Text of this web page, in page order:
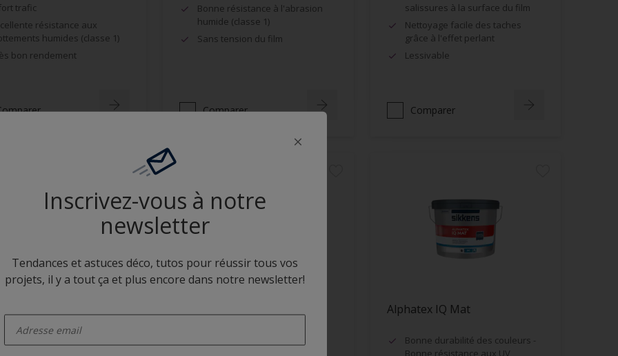
trafic
résistance aux
humides (classe 1)
bon rendement
Bonne résistance à l'abrasion
humide (classe 1)
Sans tension du film
Comparer
salissures à la surface du film
Nettoyage facile des taches
grâce à l'effet perlant
Lessivable
Comparer
Primer Alphatex IQ Mat
Bonne durabilité des couleurs -
Bonne résistance aux UV
Inscrivez-vous à notre
newsletter
Tendances et astuces déco, tutos pour réussir tous vos
projets, il y a tout ça et plus encore dans notre newsletter!